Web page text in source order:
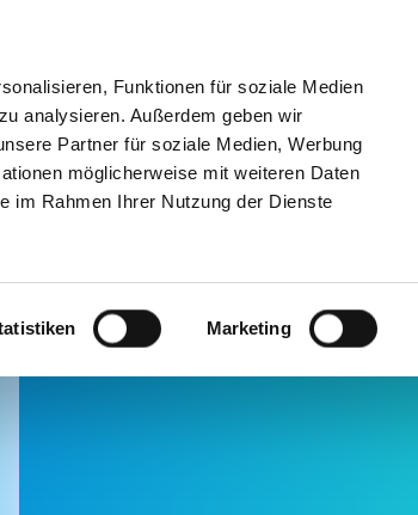
Funktionen für soziale Medien
analysieren. Außerdem geben wir
Partner für soziale Medien, Werbung
möglicherweise mit weiteren Daten
im Rahmen Ihrer Nutzung der Dienste
Marketing
1990 bis 2000 2000 bis 2010